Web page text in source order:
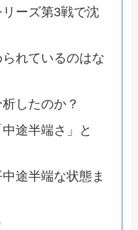
ーズ第3戦で沈
れているのはな
したのか？
途半端さ」と
途半端な状態ま